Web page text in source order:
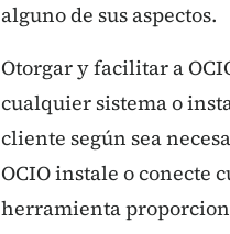
alguno de sus aspectos.
Otorgar y facilitar a
cualquier sistema o
cliente según sea
OCIO instale o conecte
herramienta